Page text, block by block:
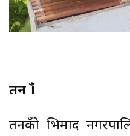
तनहुँ ।
तनहुँको भिमाद